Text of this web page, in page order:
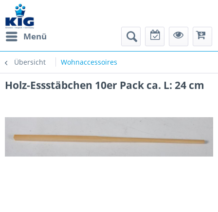
Menü
Übersicht Wohnaccessoires
Holz-Essstäbchen 10er Pack ca. L: 24 cm